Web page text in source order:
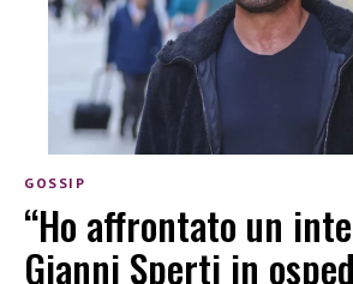
GOSSIP
“Ho affrontato un
Gianni Sperti in